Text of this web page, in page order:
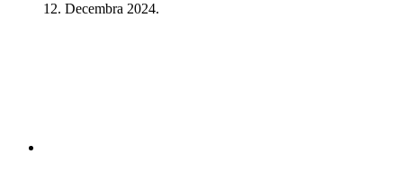
12. Decembra 2024.